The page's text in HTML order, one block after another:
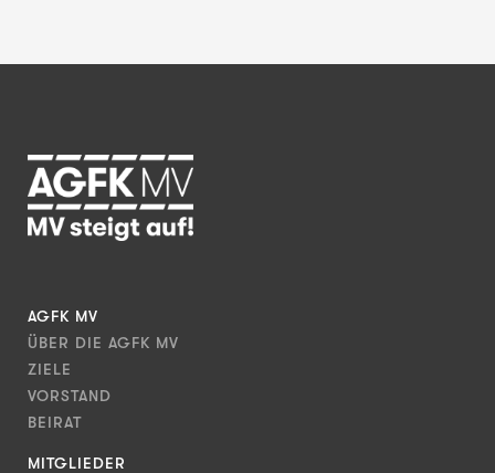
AGFK MV
ÜBER DIE AGFK MV
ZIELE
VORSTAND
BEIRAT
MITGLIEDER